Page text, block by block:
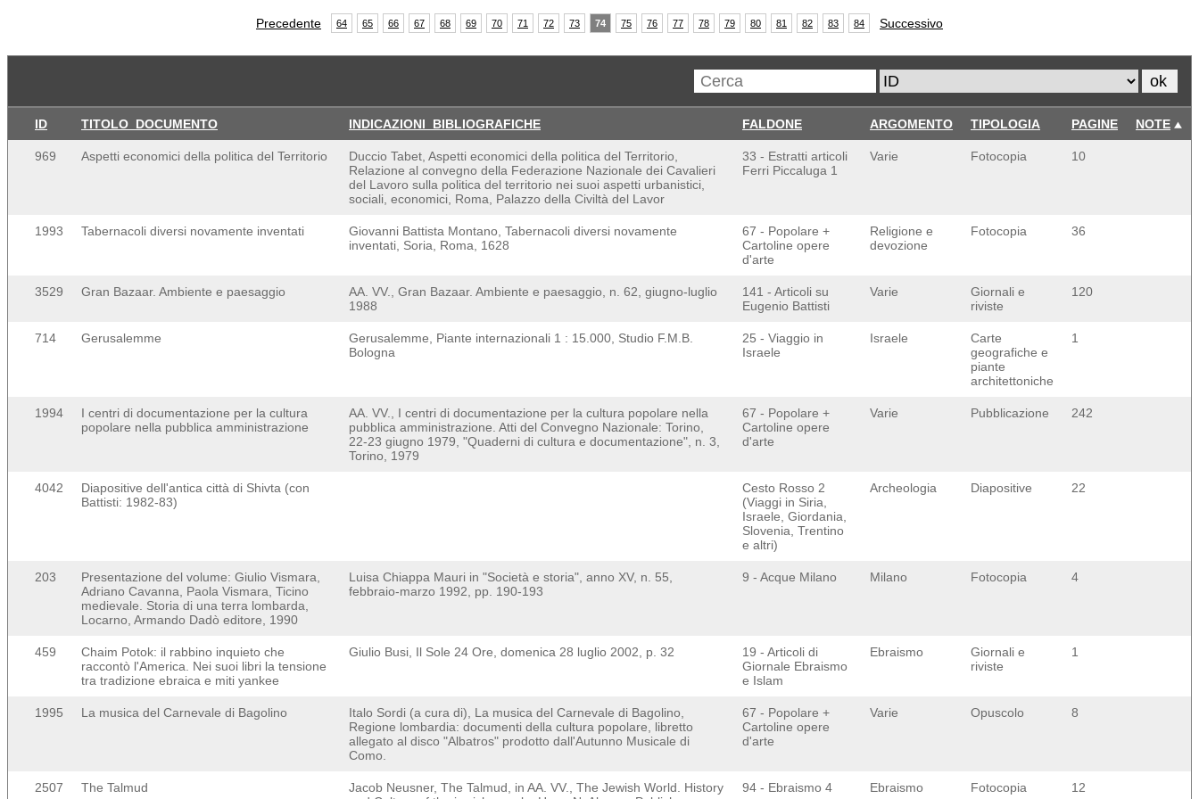
Precedente 64 65 66 67 68 69 70 71 72 73 74 75 76 77 78 79 80 81 82 83 84 Successivo
ID TITOLO_DOCUMENTO INDICAZIONI_BIBLIOGRAFICHE FALDONE ARGOMENTO TIPOLOGIA PAGINE NOTE
969 Aspetti economici della politica del Territorio
Duccio Tabet, Aspetti economici della politica del Territorio,
Relazione al convegno della Federazione Nazionale dei Cavalieri
del Lavoro sulla politica del territorio nei suoi aspetti urbanistici,
sociali, economici, Roma, Palazzo della Civiltà del Lavor
33 - Estratti articoli
Ferri Piccaluga 1
Varie Fotocopia 10
1993 Tabernacoli diversi novamente inventati
Giovanni Battista Montano, Tabernacoli diversi novamente
inventati, Soria, Roma, 1628
67 - Popolare +
Cartoline opere
d'arte
Religione e
devozione
Fotocopia 36
3529 Gran Bazaar. Ambiente e paesaggio
AA. VV., Gran Bazaar. Ambiente e paesaggio, n. 62, giugno-luglio
1988
141 - Articoli su
Eugenio Battisti
Varie
Giornali e
riviste
120
714 Gerusalemme
Gerusalemme, Piante internazionali 1 : 15.000, Studio F.M.B.
Bologna
25 - Viaggio in
Israele
Israele
Carte
geografiche e
piante
architettoniche
1
1994
I centri di documentazione per la cultura
popolare nella pubblica amministrazione
AA. VV., I centri di documentazione per la cultura popolare nella
pubblica amministrazione. Atti del Convegno Nazionale: Torino,
22-23 giugno 1979, "Quaderni di cultura e documentazione", n. 3,
Torino, 1979
67 - Popolare +
Cartoline opere
d'arte
Varie Pubblicazione 242
4042
Diapositive dell'antica città di Shivta (con
Battisti: 1982-83)
Cesto Rosso 2
(Viaggi in Siria,
Israele, Giordania,
Slovenia, Trentino
e altri)
Archeologia Diapositive 22
203
Presentazione del volume: Giulio Vismara,
Adriano Cavanna, Paola Vismara, Ticino
medievale. Storia di una terra lombarda,
Locarno, Armando Dadò editore, 1990
Luisa Chiappa Mauri in "Società e storia", anno XV, n. 55,
febbraio-marzo 1992, pp. 190-193
9 - Acque Milano Milano Fotocopia 4
459
Chaim Potok: il rabbino inquieto che
raccontò l'America. Nei suoi libri la tensione
tra tradizione ebraica e miti yankee
Giulio Busi, Il Sole 24 Ore, domenica 28 luglio 2002, p. 32
19 - Articoli di
Giornale Ebraismo
e Islam
Ebraismo
Giornali e
riviste
1
1995 La musica del Carnevale di Bagolino
Italo Sordi (a cura di), La musica del Carnevale di Bagolino,
Regione lombardia: documenti della cultura popolare, libretto
allegato al disco "Albatros" prodotto dall'Autunno Musicale di
Como.
67 - Popolare +
Cartoline opere
d'arte
Varie Opuscolo 8
2507 The Talmud
Jacob Neusner, The Talmud, in AA. VV., The Jewish World. History
94 - Ebraismo 4 Ebraismo Fotocopia 12